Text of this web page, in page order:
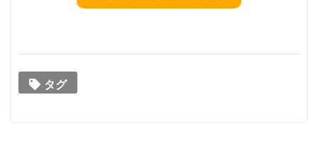
タグ